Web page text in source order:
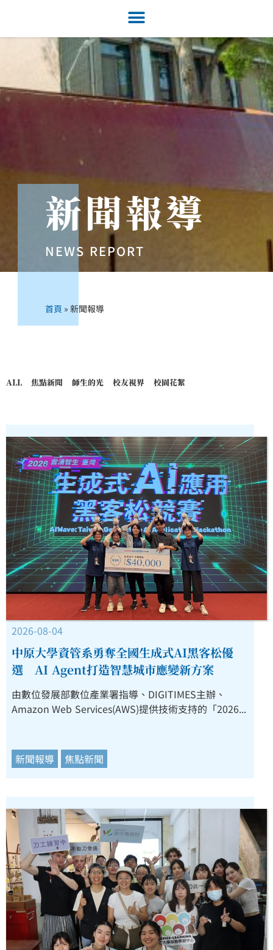
新聞報導
NEWS REPORT
首頁 »新聞報導
ALL 焦點新聞 師生的光 校友視界 校園花絮
2026-08-04
中原大學資管系勇奪全國生成式AI黑客松優
選 AI Agent打造智慧城市應變新方案
由數位發展部數位產業署指導、DIGITIMES主辦、
Amazon Web Services(AWS)提供技術支持的「2026...
新聞報導 焦點新聞